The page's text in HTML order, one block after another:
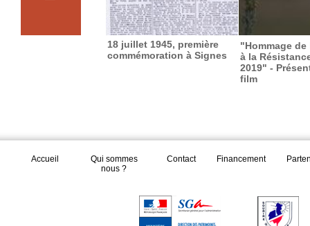
18 juillet 1945, première
commémoration à Signes
"Hommage
à la
2019" -
film
Accueil
Qui sommes
nous ?
Contact Financement